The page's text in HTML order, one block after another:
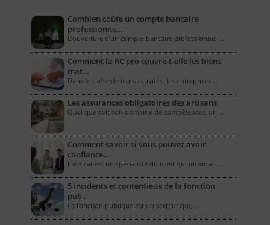
Combien coûte un compte bancaire
professionne…
L’ouverture d’un compte bancaire professionnel …
Comment la RC pro couvre-t-elle les biens
mat…
Dans le cadre de leurs activités, les entreprises …
Les assurances obligatoires des artisans
Quel que soit son domaine de compétences, un …
Comment savoir si vous pouvez avoir
confiance…
L'avocat est un spécialiste du droit qui informe …
5 incidents et contentieux de la fonction
pub…
La fonction publique est un secteur qui, …